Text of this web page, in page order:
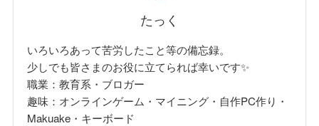
たっく
いろいろあって苦労したこと等の備忘録。
少しでも皆さまのお役に立てられば幸いです✨
職業：教育系・ブロガー
趣味：オンラインゲーム・マイニング・自作PC作り・
Makuake・キーボード